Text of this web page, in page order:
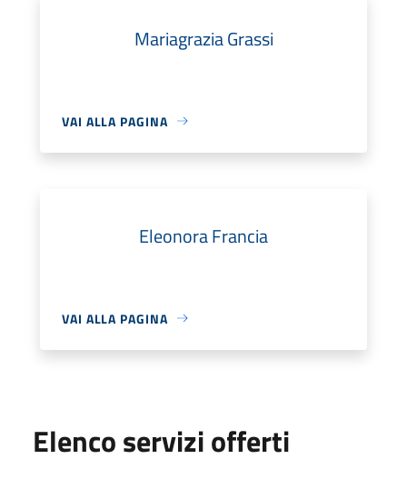
Mariagrazia Grassi
VAI ALLA PAGINA
Eleonora Francia
VAI ALLA PAGINA
Elenco servizi offerti